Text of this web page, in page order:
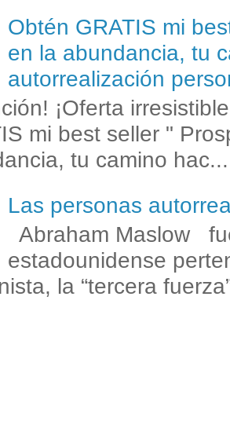
Obtén GRATIS mi
en la abundancia, tu
autorrealización
¡Oferta
mi best seller "
tu camino hac...
Las personas
Abraham Maslow
estadounidense
la “tercera